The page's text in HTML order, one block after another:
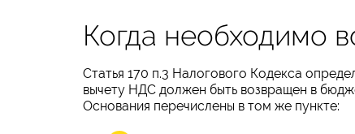
Когда необходимо
Статья 170 п.3 Налогового Кодекса
вычету НДС должен быть возвращен в
Основания перечислены в том же пункте: